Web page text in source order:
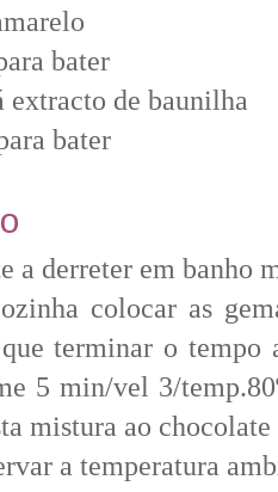
bater
extracto de baunilha
bater
a derreter em banho
colocar as
terminar o tempo
5 min/vel 3/
mistura ao
a temperatura